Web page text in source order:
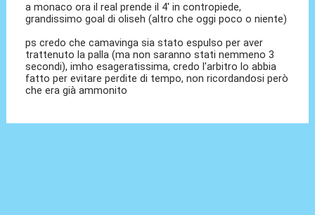
a monaco ora il real prende il 4' in contropiede,
grandissimo goal di oliseh (altro che oggi poco o niente)
ps credo che camavinga sia stato espulso per aver
trattenuto la palla (ma non saranno stati nemmeno 3
secondi), imho esageratissima, credo l'arbitro lo abbia
fatto per evitare perdite di tempo, non ricordandosi però
che era già ammonito